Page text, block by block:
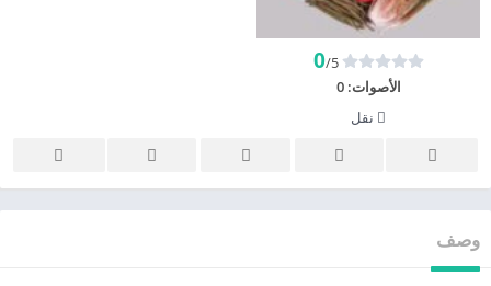
0/5
الأصوات:0
نقل
وصف